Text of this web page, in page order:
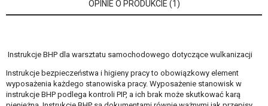
OPINIE O PRODUKCIE (1)
Instrukcje BHP dla warsztatu samochodowego dotyczące wulkanizacji
Instrukcje bezpieczeństwa i higieny pracy to obowiązkowy element
wyposażenia każdego stanowiska pracy. Wyposażenie stanowisk w
instrukcje BHP podlega kontroli PIP, a ich brak może skutkować karą